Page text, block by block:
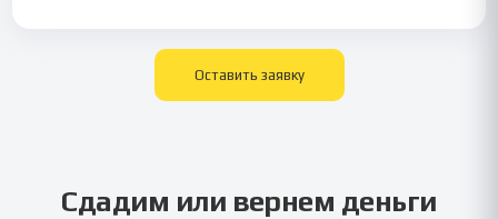
Оставить заявку
Сдадим или вернем деньги